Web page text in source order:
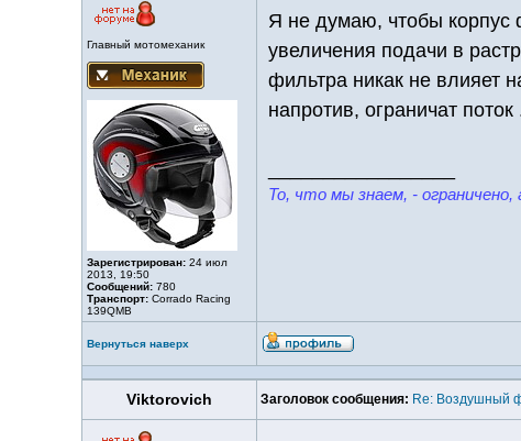
Главный мотомеханик
Зарегистрирован: 24 июл
2013, 19:50
Сообщений: 780
Транспорт: Corrado Racing
139QMB
Я не думаю, чтобы корпус
увеличения подачи в
фильтра никак не влияет
напротив, ограничат поток
То, что мы знаем, - ограничено,
Вернуться наверх
Viktorovich Заголовок сообщения: Re: Воздушный